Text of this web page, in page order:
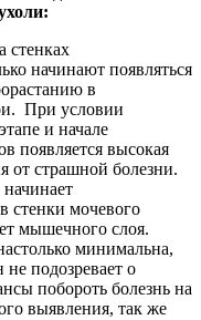
стенках
начинают появляться
в
При условии
и начале
появляется высокая
от страшной болезни.
начинает
стенки мочевого
мышечного слоя.
минимальна,
не подозревает о
побороть болезнь на
выявления, так же